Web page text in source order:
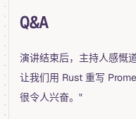
Q&A
演讲结束后，主持人感慨
让我们用 Rust 重写
很令人兴奋。"